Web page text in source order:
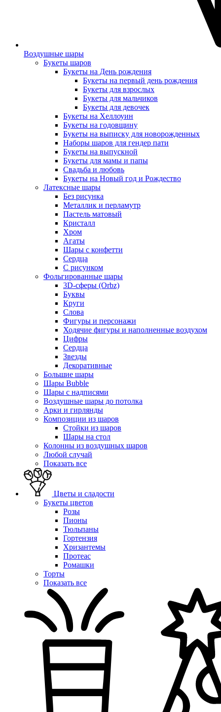
Воздушные шары
Букеты шаров
Букеты на День рождения
Букеты на первый день рождения
Букеты для взрослых
Букеты для мальчиков
Букеты для девочек
Букеты на Хеллоуин
Букеты на годовщину
Букеты на выписку для новорожденных
Наборы шаров для гендер пати
Букеты на выпускной
Букеты для мамы и папы
Свадьба и любовь
Букеты на Новый год и Рождество
Латексные шары
Без рисунка
Металлик и перламутр
Пастель матовый
Кристалл
Хром
Агаты
Шары с конфетти
Сердца
С рисунком
Фольгированные шары
3D-сферы (Orbz)
Буквы
Круги
Слова
Фигуры и персонажи
Ходячие фигуры и наполненные воздухом
Цифры
Сердца
Звезды
Декоративные
Большие шары
Шары Bubble
Шары с надписями
Воздушные шары до потолка
Арки и гирлянды
Композиции из шаров
Стойки из шаров
Шары на стол
Колонны из воздушных шаров
Любой случай
Показать все
Цветы и сладости
Букеты цветов
Розы
Пионы
Тюльпаны
Гортензия
Хризантемы
Протеас
Ромашки
Торты
Показать все